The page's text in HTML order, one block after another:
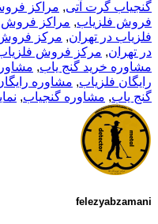
گنجیاب گرت آتی, مراکز
فروش فلزیاب, مراکز فروش
فلزیاب در تهران, مرکز فروش
در تهران, مرکز فروش
مشاوره خرید گنج یاب,
رایگان فلزیاب, مشاوره
گنج یاب, مشاوره گنجیاب,
felezyabzamani